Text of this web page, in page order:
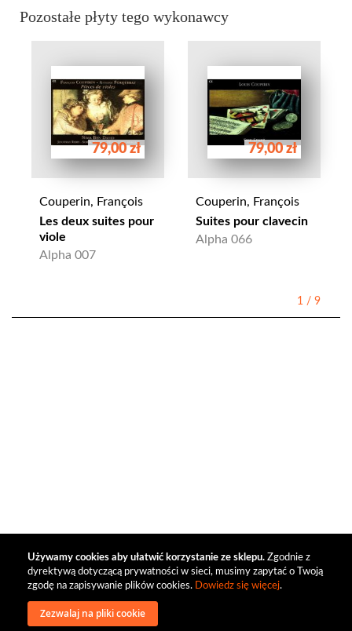
Używamy cookies aby ułatwić korzystanie ze sklepu. Zgodnie z
dyrektywą dotyczącą prywatności w sieci, musimy zapytać o Twoją
zgodę na zapisywanie plików cookies. Dowiedz się więcej.
Zezwalaj na pliki cookie
Pozostałe płyty tego wykonawcy
79,00 zł
Couperin, François
Les deux suites pour
viole
Alpha 007
79,00 zł
Couperin, François
Suites pour clavecin
Alpha 066
1 / 9